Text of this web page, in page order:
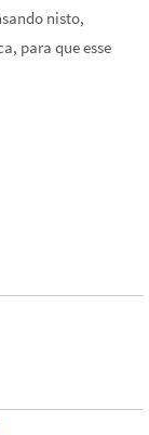
nisto,
para que esse